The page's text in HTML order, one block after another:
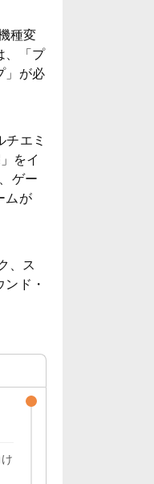
種変
、「プ
」が必
チエミ
をイ
ゲー
ムが
、ス
ド・